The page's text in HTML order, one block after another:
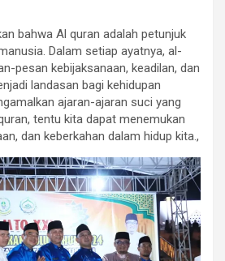
bahwa Al quran adalah petunjuk
Dalam setiap ayatnya, al-
pesan kebijaksanaan, keadilan, dan
landasan bagi kehidupan
ajaran-ajaran suci yang
tentu kita dapat menemukan
dan keberkahan dalam hidup kita.,